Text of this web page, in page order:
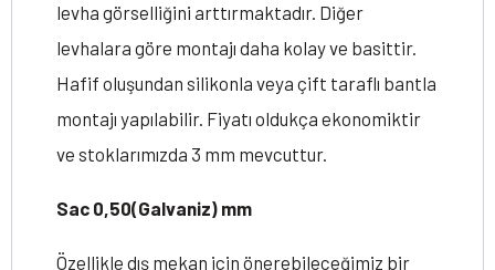
levha görselliğini arttırmaktadır. Diğer
levhalara göre montajı daha kolay ve basittir.
Hafif oluşundan silikonla veya çift taraflı bantla
montajı yapılabilir. Fiyatı oldukça ekonomiktir
ve stoklarımızda 3 mm mevcuttur.
Sac 0,50(Galvaniz) mm
Özellikle dış mekan için önerebileceğimiz bir